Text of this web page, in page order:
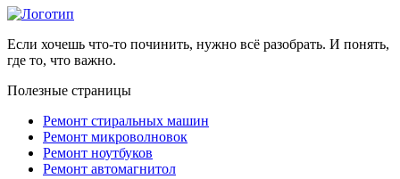
Если хочешь что-то починить, нужно всё разобрать. И понять,
где то, что важно.
Полезные страницы
Ремонт стиральных машин
Ремонт микроволновок
Ремонт ноутбуков
Ремонт автомагнитол